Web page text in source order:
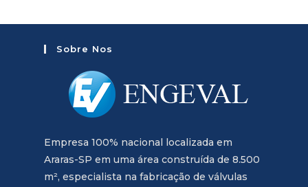
Sobre Nos
Empresa 100% nacional localizada em
Araras-SP em uma área construída de 8.500
m², especialista na fabricação de válvulas